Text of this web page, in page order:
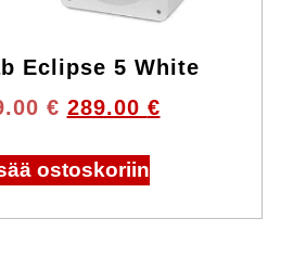
Eclipse 5 White
€ 289.00 €
ostoskoriin